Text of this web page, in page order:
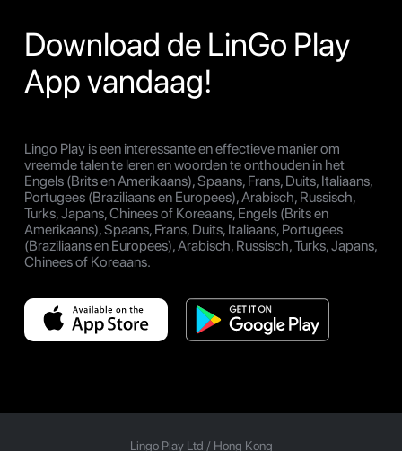
Download de LinGo Play
App vandaag!
Lingo Play is een interessante en effectieve manier om
vreemde talen te leren en woorden te onthouden in het
Engels (Brits en Amerikaans), Spaans, Frans, Duits, Italiaans,
Portugees (Braziliaans en Europees), Arabisch, Russisch,
Turks, Japans, Chinees of Koreaans, Engels (Brits en
Amerikaans), Spaans, Frans, Duits, Italiaans, Portugees
(Braziliaans en Europees), Arabisch, Russisch, Turks, Japans,
Chinees of Koreaans.
Lingo Play Ltd / Hong Kong